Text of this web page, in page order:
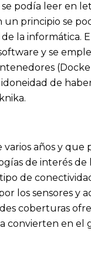
podía leer en
principio se
la informática.
y se
de
años y
de interés de
de
los sensores y
coberturas
convierten en el